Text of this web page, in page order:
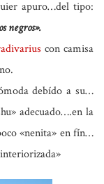
apuro…del tipo:
negros».
con camisa
debído a su…
adecuado….en la
«nenita» en fín…